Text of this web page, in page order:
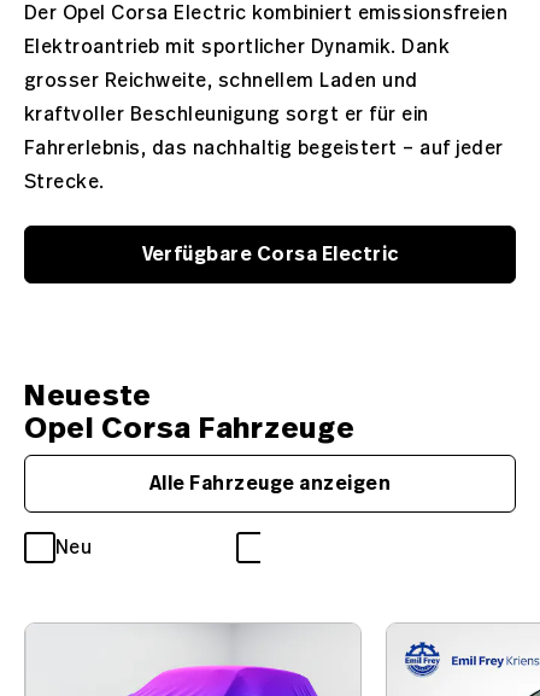
Der Opel Corsa Electric kombiniert emissionsfreien
Elektroantrieb mit sportlicher Dynamik. Dank
grosser Reichweite, schnellem Laden und
kraftvoller Beschleunigung sorgt er für ein
Fahrerlebnis, das nachhaltig begeistert – auf jeder
Strecke.
Verfügbare Corsa Electric
Neueste
Opel Corsa Fahrzeuge
Alle Fahrzeuge anzeigen
Neu